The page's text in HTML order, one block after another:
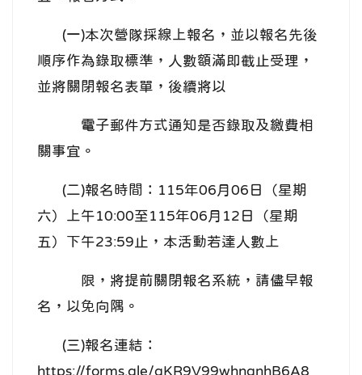
(一)本次營隊採線上報名，並以報名先後
順序作為錄取標準，人數額滿即截止受理，
並將關閉報名表單，後續將以
電子郵件方式通知是否錄取及繳費相
關事宜。
(二)報名時間：115年06月06日（星期
六）上午10:00至115年06月12日（星期
五）下午23:59止，本活動若達人數上
限，將提前關閉報名系統，請儘早報
名，以免向隅。
(三)報名連結：
https://forms.gle/qKR9V99whngnhB6A8